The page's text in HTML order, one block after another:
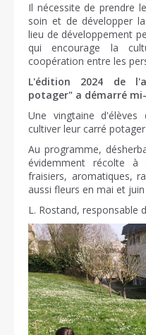
Il nécessite de prendre
soin et de développer
lieu de développement
qui encourage la
coopération entre les
L'édition 2024 de
potager" a démarré
Une vingtaine
cultiver leur carré
Au programme,
évidemment récolte
fraisiers, aromatiques,
aussi fleurs en mai et juin
L. Rostand, responsable